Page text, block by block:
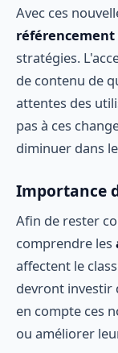
Avec ces
référencement
stratégies.
de contenu de
attentes des
pas à ces
diminuer dans
Importance
Afin de rester
comprendre les
affectent le
devront investir
en compte ces
ou améliorer